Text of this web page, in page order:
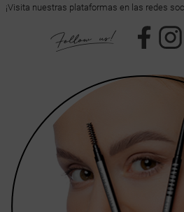
¡Visita nuestras plataformas en las redes